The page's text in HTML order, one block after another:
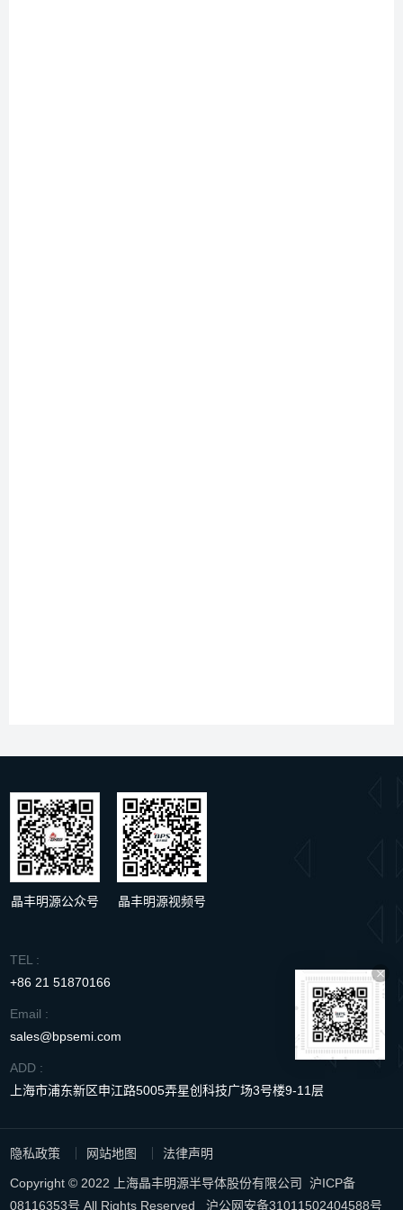
晶丰明源公众号 晶丰明源视频号
TEL :
+86 21 51870166
Email :
sales@bpsemi.com
ADD :
上海市浦东新区申江路5005弄星创科技广场3号楼9-11层
隐私政策 网站地图 法律声明
Copyright © 2022 上海晶丰明源半导体股份有限公司沪ICP备
08116353号 All Rights Reserved沪公网安备31011502404588号